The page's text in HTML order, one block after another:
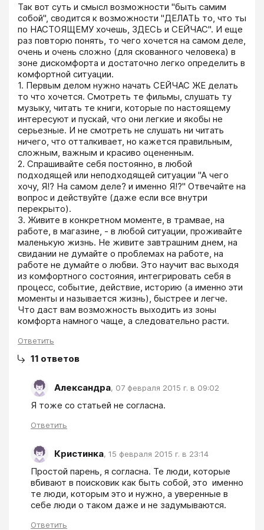
Так вот суть и смысл возможности "быть самим
собой", сводится к возможности "ДЕЛАТЬ то, что ты
по НАСТОЯЩЕМУ хочешь, ЗДЕСЬ и СЕЙЧАС". И еще
раз повторю понять, то чего хочется на самом деле,
очень и очень сложно (для скованного человека) в
зоне дискомфорта и достаточно легко определить в
комфортной ситуации.
1. Первым делом нужно начать СЕЙЧАС ЖЕ делать
то что хочется. Смотреть те фильмы, слушать ту
музыку, читать те книги, которые по настоящему
интересуют и пускай, что они легкие и якобы не
серьезные. И не смотреть не слушать ни читать
ничего, что отталкивает, но кажется правильным,
сложным, важным и красиво оцененным.
2. Спрашивайте себя постоянно, в любой
подходящей или неподходящей ситуации "А чего
хочу, Я!? На самом деле? и именно Я!?" Отвечайте на
вопрос и действуйте (даже если все внутри
перекрыто).
3. Живите в конкретном моменте, в трамвае, на
работе, в магазине, - в любой ситуации, проживайте
маленькую жизнь. Не живите завтрашним днем, на
свидании не думайте о проблемах на работе, на
работе не думайте о любви. Это научит вас выходя
из комфортного состояния, интегрировать себя в
процесс, событие, действие, историю (а именно эти
моменты и называется жизнь), быстрее и легче.
Что даст вам возможность выходить из зоны
комфорта намного чаще, а следовательно расти.
Ответить
11 ответов
Александра, 07 февраля 2015 г. в 09:02
Я тоже со статьей не согласна.
Ответить
Кристинка, 15 февраля 2015 г. в 23:14
Простой парень, я согласна. Те люди, которые
вбивают в поисковик как быть собой, это  именно
те люди, которым это и нужно, а уверенные в
себе люди о таком даже и не задумываются.
Ответить